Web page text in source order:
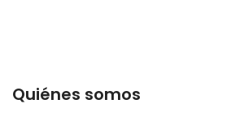
Contacto
Quiénes somos